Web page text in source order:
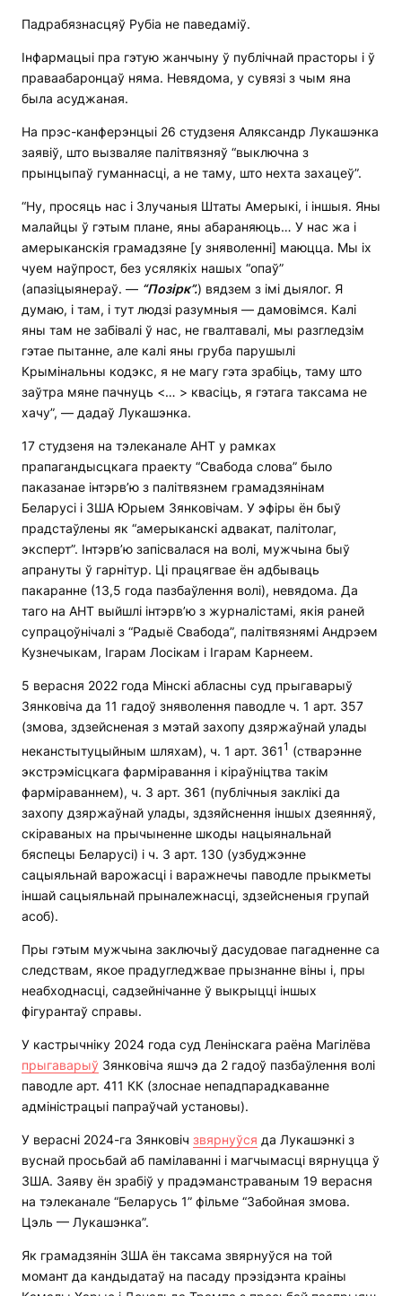
Падрабязнасцяў Рубіа не паведаміў.
Інфармацыі пра гэтую жанчыну ў публічнай прасторы і ў
праваабаронцаў няма. Невядома, у сувязі з чым яна
была асуджаная.
На прэс-канферэнцыі 26 студзеня Аляксандр Лукашэнка
заявіў, што вызваляе палітвязняў “выключна з
прынцыпаў гуманнасці, а не таму, што нехта захацеў”.
“Ну, просяць нас і Злучаныя Штаты Амерыкі, і іншыя. Яны
малайцы ў гэтым плане, яны абараняюць… У нас жа і
амерыканскія грамадзяне [у зняволенні] маюцца. Мы іх
чуем наўпрост, без усялякіх нашых “опаў”
(апазіцыянераў. — “Позірк”.) вядзем з імі дыялог. Я
думаю, і там, і тут людзі разумныя — дамовімся. Калі
яны там не забівалі ў нас, не гвалтавалі, мы разгледзім
гэтае пытанне, але калі яны груба парушылі
Крымінальны кодэкс, я не магу гэта зрабіць, таму што
заўтра мяне пачнуць <… > квасіць, я гэтага таксама не
хачу”, — дадаў Лукашэнка.
17 студзеня на тэлеканале АНТ у рамках
прапагандысцкага праекту “Свабода слова” было
паказанае інтэрв’ю з палітвязнем грамадзянінам
Беларусі і ЗША Юрыем Зянковічам. У эфіры ён быў
прадстаўлены як “амерыканскі адвакат, палітолаг,
эксперт”. Інтэрв’ю запісвалася на волі, мужчына быў
апрануты ў гарнітур. Ці працягвае ён адбываць
пакаранне (13,5 года пазбаўлення волі), невядома. Да
таго на АНТ выйшлі інтэрв’ю з журналістамі, якія раней
супрацоўнічалі з “Радыё Свабода”, палітвязнямі Андрэем
Кузнечыкам, Ігарам Лосікам і Ігарам Карнеем.
5 верасня 2022 года Мінскі абласны суд прыгаварыў
Зянковіча да 11 гадоў зняволення паводле ч. 1 арт. 357
(змова, здзейсненая з мэтай захопу дзяржаўнай улады
неканстытуцыйным шляхам), ч. 1 арт. 3611 (стварэнне
экстрэмісцкага фарміравання і кіраўніцтва такім
фарміраваннем), ч. 3 арт. 361 (публічныя заклікі да
захопу дзяржаўнай улады, здзяйснення іншых дзеянняў,
скіраваных на прычыненне шкоды нацыянальнай
бяспецы Беларусі) і ч. 3 арт. 130 (узбуджэнне
сацыяльнай варожасці і варажнечы паводле прыкметы
іншай сацыяльнай прыналежнасці, здзейсненыя групай
асоб).
Пры гэтым мужчына заключыў дасудовае пагадненне са
следствам, якое прадугледжвае прызнанне віны і, пры
неабходнасці, садзейнічанне ў выкрыцці іншых
фігурантаў справы.
У кастрычніку 2024 года суд Ленінскага раёна Магілёва
прыгаварыў Зянковіча яшчэ да 2 гадоў пазбаўлення волі
паводле арт. 411 КК (злоснае непадпарадкаванне
адміністрацыі папраўчай установы).
У верасні 2024-га Зянковіч звярнуўся да Лукашэнкі з
вуснай просьбай аб памілаванні і магчымасці вярнуцца ў
ЗША. Заяву ён зрабіў у прадэманстраваным 19 верасня
на тэлеканале “Беларусь 1” фільме “Забойная змова.
Цэль — Лукашэнка”.
Як грамадзянін ЗША ён таксама звярнуўся на той
момант да кандыдатаў на пасаду прэзідэнта краіны